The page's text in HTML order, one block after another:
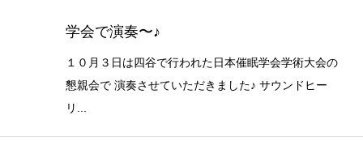
学会で演奏〜♪
１０月３日は四谷で行われた日本催眠学会学術大会の
懇親会で 演奏させていただきました♪ サウンドヒー
リ...